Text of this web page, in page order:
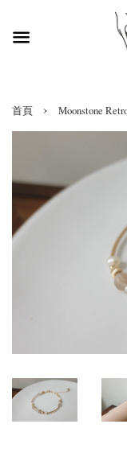
首頁 › Moonstone